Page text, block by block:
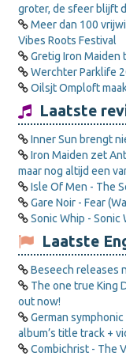
groter, de sfeer blijft
Meer dan 100
Vibes Roots Festival
Gretig Iron Maiden
Werchter Parklife
Oilsjt Omploft
Laatste
Inner Sun brengt
Iron Maiden zet
maar nog altijd een
Isle Of Men - The
Gare Noir - Fear
Sonic Whip - Sonic
Laatste
Beseech releases
The one true King
out now!
German
album’s title track +
Combichrist - The